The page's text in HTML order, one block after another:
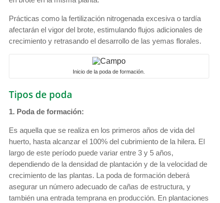
Prácticas como la fertilización nitrogenada excesiva o tardía
afectarán el vigor del brote, estimulando flujos adicionales de
crecimiento y retrasando el desarrollo de las yemas florales.
Inicio de la poda de formación.
Tipos de poda
1. Poda de formación:
Es aquella que se realiza en los primeros años de vida del
huerto, hasta alcanzar el 100% del cubrimiento de la hilera. El
largo de este período puede variar entre 3 y 5 años,
dependiendo de la densidad de plantación y de la velocidad de
crecimiento de las plantas. La poda de formación deberá
asegurar un número adecuado de cañas de estructura, y
también una entrada temprana en producción. En plantaciones